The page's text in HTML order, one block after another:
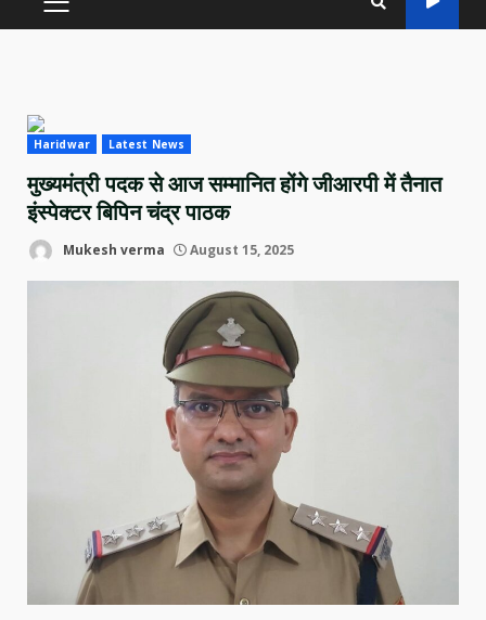
PRIMARY
Haridwar Latest News
मुख्यमंत्री पदक से आज सम्मानित होंगे जीआरपी में तैनात
इंस्पेक्टर बिपिन चंद्र पाठक
Mukesh verma August 15, 2025